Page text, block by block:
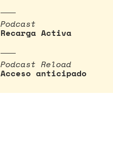
Podcast
Recarga Activa
Podcast Reload
Acceso anticipado